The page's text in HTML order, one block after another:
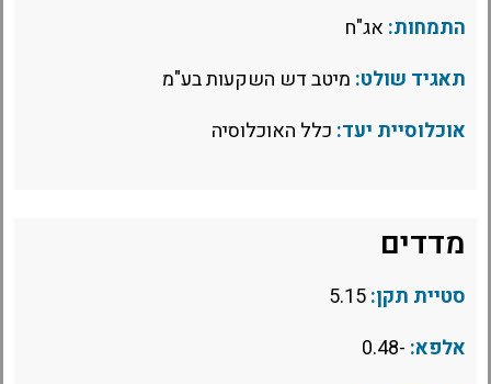
התמחות: אג"ח
תאגיד שולט: מיטב דש השקעות בע"מ
אוכלוסיית יעד: כלל האוכלוסיה
מדדים
סטיית תקן:
אלפא: -0.48